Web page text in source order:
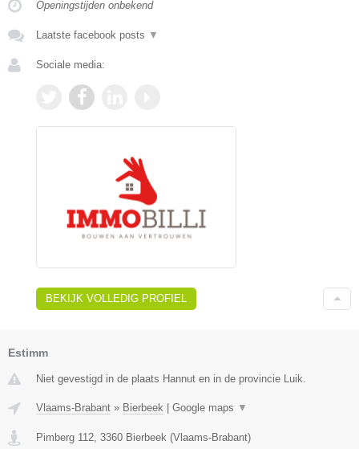
Openingstijden onbekend
Laatste facebook posts ▼
Sociale media:
BEKIJK VOLLEDIG PROFIEL
Estimm
Niet gevestigd in de plaats Hannut en in de provincie Luik.
Vlaams-Brabant » Bierbeek Google maps ▼
Pimberg 112 3360 Bierbeek (Vlaams-Brabant)